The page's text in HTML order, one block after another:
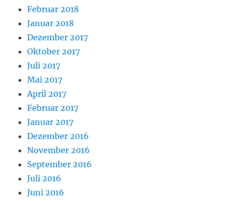
Februar 2018
Januar 2018
Dezember 2017
Oktober 2017
Juli 2017
Mai 2017
April 2017
Februar 2017
Januar 2017
Dezember 2016
November 2016
September 2016
Juli 2016
Juni 2016